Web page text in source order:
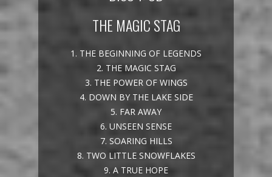
THE MAGIC STAG
1. THE BEGINNING OF LEGENDS
2. THE MAGIC STAG
3. THE POWER OF WINGS
4. DOWN BY THE LAKE SIDE
5. FAR AWAY
6. UNSEEN SENSE
7. SOARING HILLS
8. TWO LITTLE SNOWFLAKES
9. A TRUE HOPE